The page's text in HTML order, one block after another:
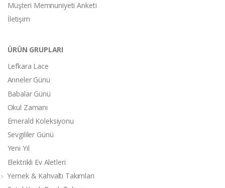
Müşteri Memnuniyeti Anketi
İletişim
ÜRÜN GRUPLARI
Lefkara Lace
Anneler Günü
Babalar Günü
Okul Zamanı
Emerald Koleksiyonu
Sevgililer Günü
Yeni Yıl
Elektrikli Ev Aletleri
Yemek & Kahvaltı Takımları